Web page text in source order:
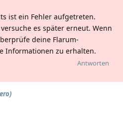
ist ein Fehler aufgetreten.
es später erneut. Wenn
deine Flarum-
Informationen zu erhalten.
Antworten